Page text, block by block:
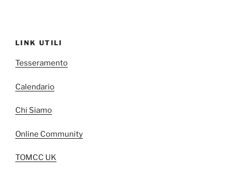
LINK UTILI
Tesseramento
Calendario
Chi Siamo
Online Community
TOMCC UK